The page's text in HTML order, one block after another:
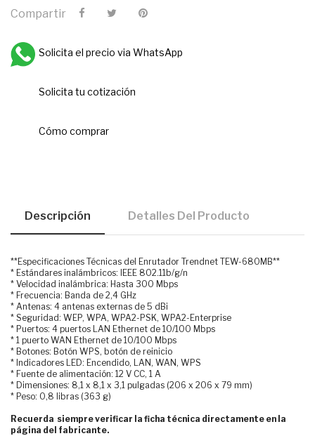
Compartir
Solicita el precio via WhatsApp
Solicita tu cotización
Cómo comprar
Descripción Detalles Del Producto
**Especificaciones Técnicas del Enrutador Trendnet TEW-680MB**
* Estándares inalámbricos: IEEE 802.11b/g/n
* Velocidad inalámbrica: Hasta 300 Mbps
* Frecuencia: Banda de 2,4 GHz
* Antenas: 4 antenas externas de 5 dBi
* Seguridad: WEP, WPA, WPA2-PSK, WPA2-Enterprise
* Puertos: 4 puertos LAN Ethernet de 10/100 Mbps
* 1 puerto WAN Ethernet de 10/100 Mbps
* Botones: Botón WPS, botón de reinicio
* Indicadores LED: Encendido, LAN, WAN, WPS
* Fuente de alimentación: 12 V CC, 1 A
* Dimensiones: 8,1 x 8,1 x 3,1 pulgadas (206 x 206 x 79 mm)
* Peso: 0,8 libras (363 g)
Recuerda siempre verificar la ficha técnica directamente en la
página del fabricante.